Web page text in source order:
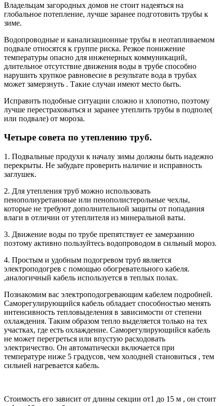
Владельцам загородных домов не стоит надеяться на
глобальное потепление, лучше заранее подготовить трубы к
зиме.
Водопроводные и канализационные трубы в неотапливаемом
подвале относятся к группе риска. Резкое понижение
температуры опасно для инженерных коммуникаций,
длительное отсутствие движения воды в трубе способно
нарушить хрупкое равновесие в результате вода в трубах
может замерзнуть . Такие случаи имеют место быть.
Исправить подобные ситуации сложно и хлопотно, поэтому
лучше перестраховаться и заранее утеплить трубы в подполе(
или подвале) от мороза.
Четыре совета по утеплению труб.
1. Подвальные продухи к началу зимы должны быть надежно
перекрыты. Не забудьте проверить наличие и исправность
заглушек.
2. Для утепления труб можно использовать
пенополиуретановые или пенополистерольные чехлы,
которые не требуют дополнительной защиты от попадания
влаги в отличии от утеплителя из минеральной ваты.
3. Движение воды по трубе препятствует ее замерзанию
поэтому активно пользуйтесь водопроводом в сильный мороз.
4. Простым и удобным подогревом труб является
электроподогрев с помощью обогревательного кабеля.
,аналогичный кабель используется в теплых полах.
Познакомим вас электроподогревающим кабелем подробней.
Саморегулирующийся кабель обладает способностью менять
интенсивность тепловыделения в зависимости от степени
охлаждения. Таким образом тепло выделяется только на тех
участках, где есть охлаждение. Саморегулирующийся кабель
не может перегреться или впустую расходовать
электричество. Он автоматически включается при
температуре ниже 5 градусов, чем холодней становиться , тем
сильней нагревается кабель.
Стоимость его зависит от длины секции от1 до 15 м , он стоит